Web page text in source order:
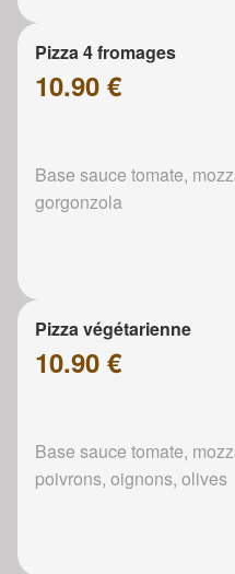
Pizza 4 fromages
10.90 €
Base sauce tomate,
gorgonzola
Pizza végétarienne
10.90 €
Base sauce tomate,
poivrons, oignons, olives